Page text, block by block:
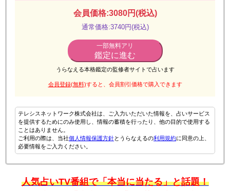
会員価格:3080円(税込)
通常価格:3740円(税込)
一部無料アリ
鑑定に進む
うらなえる本格鑑定の監修者サイトで占います
会員登録(無料)すると、会員割引価格で購入できます
テレシスネットワーク株式会社は、ご入力いただいた情報を、占いサービス
を提供するためにのみ使用し、情報の蓄積を行ったり、他の目的で使用する
ことはありません。
ご利用の際は、当社個人情報保護方針とうらなえるの利用規約に同意の上、
必要情報をご入力ください。
人気占いTV番組で「本当に当たる」と話題！